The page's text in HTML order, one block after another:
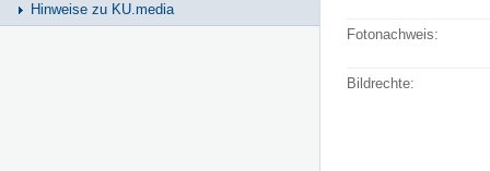
Hinweise zu KU.media
Fotonachweis:
Bildrechte: